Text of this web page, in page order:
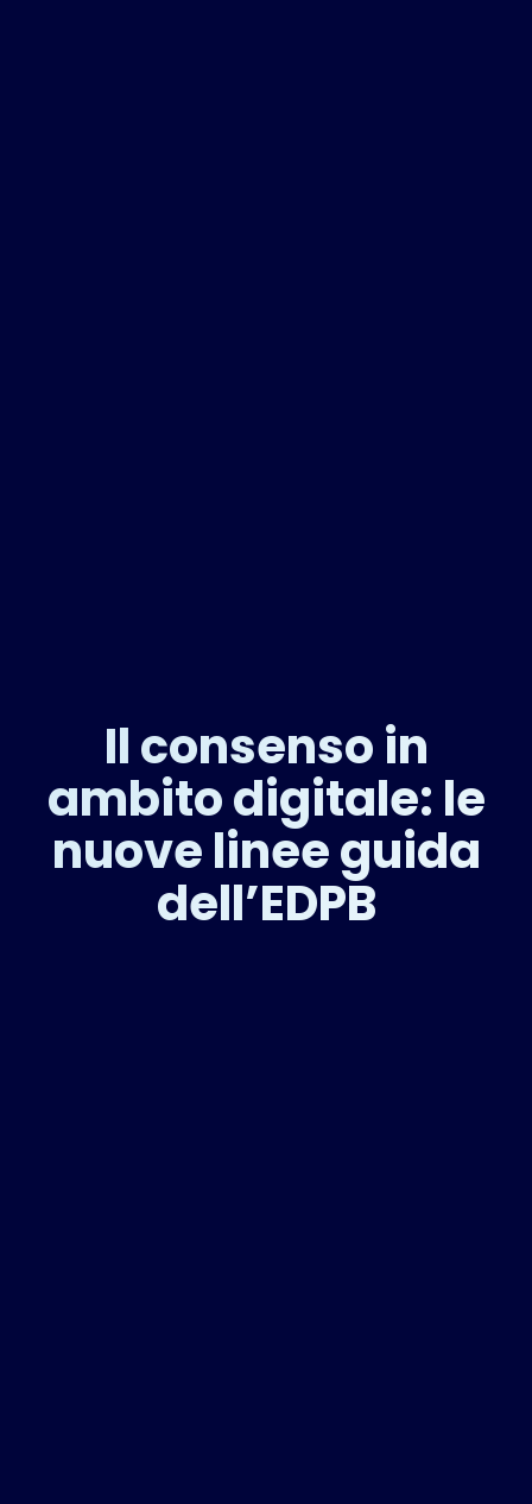
Il consenso in
ambito digitale: le
nuove linee guida
dell’EDPB